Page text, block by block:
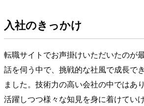
入社のきっかけ
転職サイトでお声掛けいただいたのが
話を伺う中で、挑戦的な社風で成長で
ました。技術力の高い会社の中ではあ
活躍しつつ様々な知見を身に着けてい